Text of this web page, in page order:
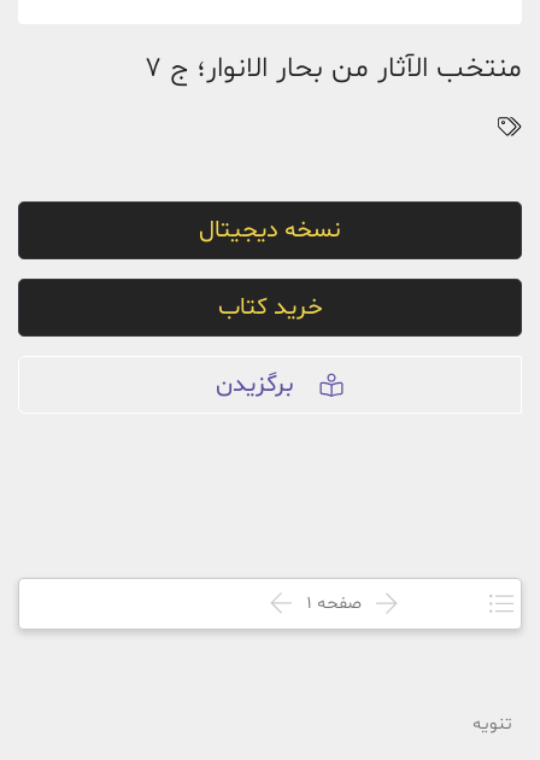
منتخب الآثار من بحار الانوار؛ ج 7
نسخه دیجیتال
خرید کتاب
برگزیدن
صفحه 1
تنویه